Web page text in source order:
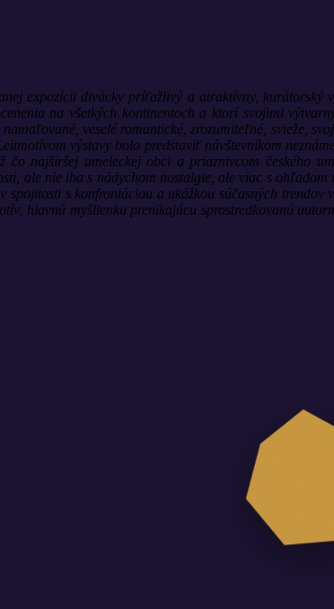
expozícii divácky príťažlivý a atraktívny, kurátorský
na všetkých kontinentoch a ktorí svojimi
veselé romantické, zrozumiteľné, svieže,
výstavy bolo predstaviť návštevníkom
najširšej umeleckej obci a priaznivcom českého
ale nie iba s nádychom nostalgie, ale viac s ohľadom
s konfrontáciou a ukážkou súčasných
hlavnú myšlienku prenikajúcu sprostredkovanú